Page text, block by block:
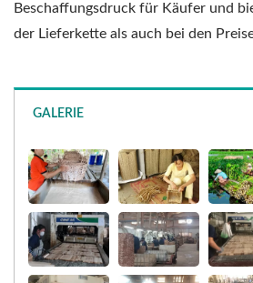
Beschaffungsdruck für Käufer und
der Lieferkette als auch bei den
GALERIE